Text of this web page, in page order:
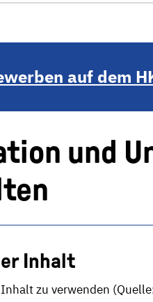
auf dem
und
Inhalt
zu verwenden